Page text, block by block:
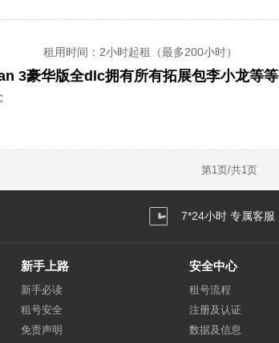
租用时间 ：2小时起租（最多200小时）
3豪华版全dlc拥有所有拓展包李小龙等等
第1页/共1页
7*24小时 专属客服
新手上路 安全中心
新手必读 租号流程
租号安全
注册及认证
免责声明
数据及信息